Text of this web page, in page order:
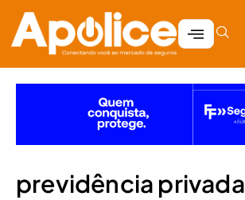
previdência privada